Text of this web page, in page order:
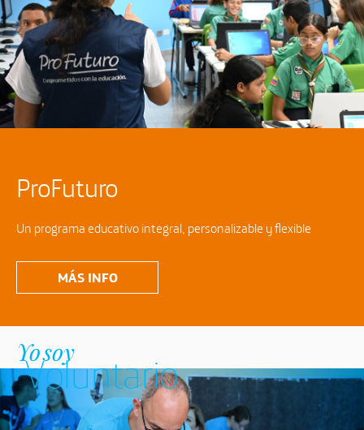
ProFuturo
Un programa educativo integral, personalizable y flexible
MÁS INFO
Yo soy
Voluntario